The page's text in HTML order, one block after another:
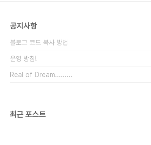
공지사항
블로그 코드 복사 방법
운영 방침!
Real of Dream.........
최근 포스트